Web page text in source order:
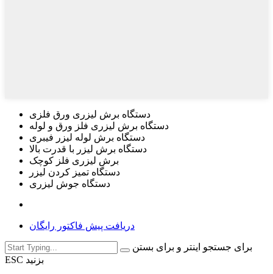
دستگاه برش لیزری ورق فلزی
دستگاه برش لیزری فلز ورق و لوله
دستگاه برش لوله لیزر فیبری
دستگاه برش لیزر با قدرت بالا
برش لیزری فلز کوچک
دستگاه تمیز کردن لیزر
دستگاه جوش لیزری
دریافت پیش فاکتور رایگان
برای جستجو اینتر و برای بستن
ESC بزنید